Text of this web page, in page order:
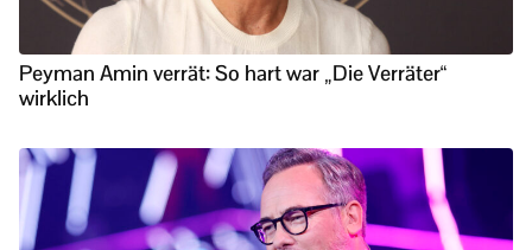
Peyman Amin verrät: So hart war „Die Verräter“
wirklich